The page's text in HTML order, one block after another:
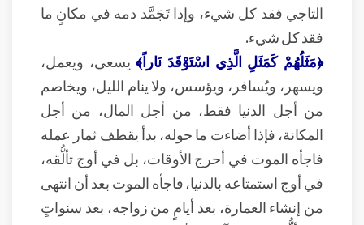
التاجي فقد كل شيء، وإذا تَجَمَّد دمه في مكانٍ ما
فقد كل شيء.
﴿مَثَلُهُمْ كَمَثَلِ الَّذِي اسْتَوْقَدَ نَاراً﴾ يسعى، ويعمل،
ويسهر، ويُسافر، ويؤسس، ولا ينام الليل، ويخاصم
من أجل الدنيا فقط، من أجل المال، من أجل
المكانة، فإذا أضاءت ما حوله، بدأ يقطف ثمار عمله
فاجأه الموت في أحرج الأوقات، بل في أوج تألُّقه،
في أوج استمتاعه بالدنيا، فاجأه الموت بعد أن انتهى
من إنشاء العمارة، بعد أيامٍ من زواجه، بعد سنواتٍ